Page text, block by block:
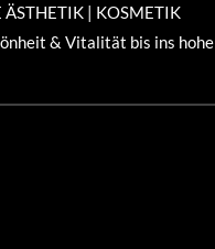
| KOSMETIK
& Vitalität bis ins hohe